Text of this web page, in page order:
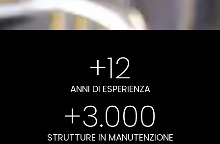
+12
ANNI DI ESPERIENZA
+3.000
STRUTTURE IN MANUTENZIONE